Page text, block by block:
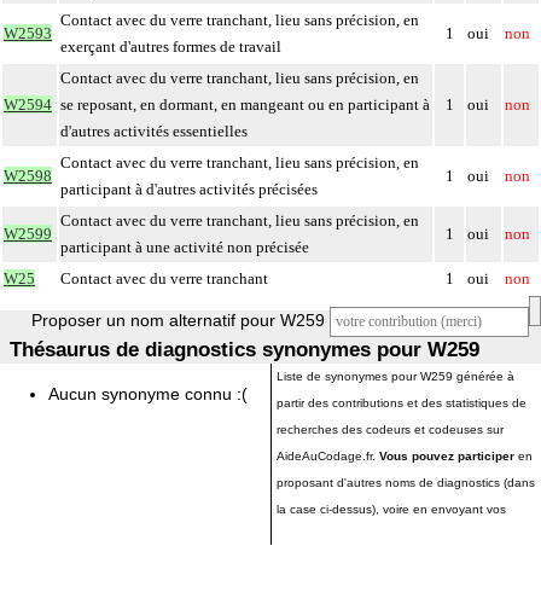
W2593
Contact avec du verre tranchant, lieu sans précision, en
exerçant d'autres formes de travail
1 oui non
W2594
Contact avec du verre tranchant, lieu sans précision, en
se reposant, en dormant, en mangeant ou en participant à
d'autres activités essentielles
1 oui non
W2598
Contact avec du verre tranchant, lieu sans précision, en
participant à d'autres activités précisées
1 oui non
W2599
Contact avec du verre tranchant, lieu sans précision, en
participant à une activité non précisée
1 oui non
W25 Contact avec du verre tranchant 1 oui non
Proposer un nom alternatif pour W259
Thésaurus de diagnostics synonymes pour W259
Aucun synonyme connu :(
Liste de synonymes pour W259 générée à
partir des contributions et des statistiques de
recherches des codeurs et codeuses sur
AideAuCodage.fr. Vous pouvez participer en
proposant d'autres noms de diagnostics (dans
la case ci-dessus), voire en envoyant vos